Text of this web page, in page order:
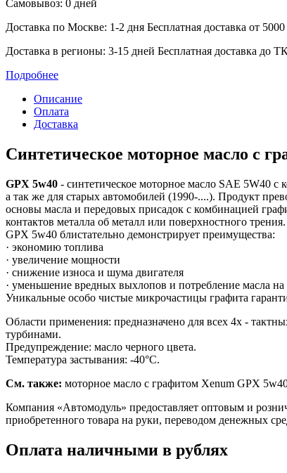
Самовывоз: 0 дней
Доставка по Москве: 1-2 дня Бесплатная доставка от
Доставка в регионы: 3-15 дней Бесплатная доставка до
Подробнее
Описание
Оплата
Доставка
Синтетическое моторное масло с
GPX 5w40 - синтетическое моторное масло SAE 5W40
а так же для старых автомобилей (1990-....). Продукт
основы масла и передовых присадок с комбинацией
контактов металла об металл или поверхностного
GPX 5w40 блистательно демонстрирует преимущества:
· экономию топлива
· увеличение мощности
· снижение износа и шума двигателя
· уменьшение вредных выхлопов и потребление масла на
Уникальные особо чистые микрочастицы графита
Области применения: предназначено для всех 4х -
турбинами.
Предупреждение: масло черного цвета.
Температура застывания: -40°C.
См. также: моторное масло с графитом Xenum GPX
Компания «Автомодуль» предоставляет оптовым и
приобретенного товара на руки, переводом денежных
Оплата наличными в рублях